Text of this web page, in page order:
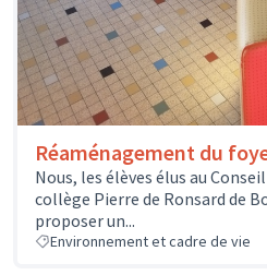
Réaménagement du
Nous, les élèves élus au
collège Pierre de Ronsard de
proposer un...
Environnement et cadre de vie